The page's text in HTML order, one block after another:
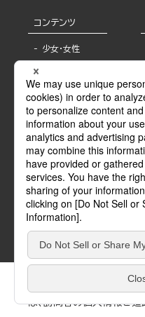
コンテンツ
少女・女性
BL
ライトノベル
青年・一般
グラビア・写真
モーター誌
SPECIAL
Sublicense
ぶんか社が運営するサイ
は、訪問者の個人情報を追